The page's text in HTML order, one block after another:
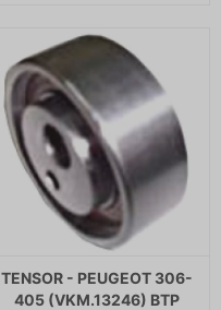
TENSOR - PEUGEOT 306-
405 (VKM.13246) BTP